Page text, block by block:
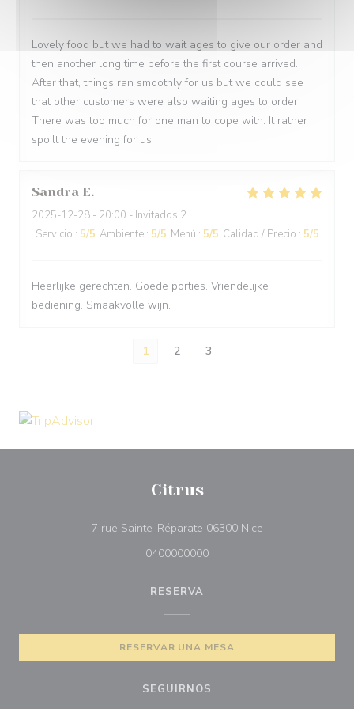
Lovely food but we had to wait ages to give our order and
then another long time before the first course arrived.
After that, things ran smoothly for us but we could see
that other customers were also waiting ages to order.
There was too much for one man to cope with. It rather
spoilt the evening for us.
Sandra E
2025-12-28 - 20:00 - Invitados 2
Servicio : 5/5 Ambiente : 5/5 Menú : 5/5 Calidad / Precio : 5/5
Heerlijke gerechten. Goede porties. Vriendelijke
bediening. Smaakvolle wijn.
1 2 3
Citrus
7 rue Sainte-Réparate 06300 Nice((abre en una
0400000000
RESERVA
RESERVAR UNA MESA
SEGUIRNOS